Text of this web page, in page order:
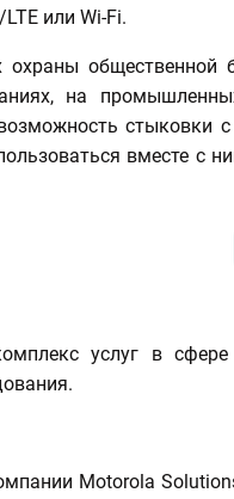
или Wi-Fi.
общественной
на
стыковки
вместе с
услуг в сфере
Motorola